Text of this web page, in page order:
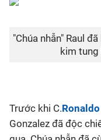
"Chúa nhẫn" Raul
kim
Trước khi C.Ronaldo
Gonzalez đã độc